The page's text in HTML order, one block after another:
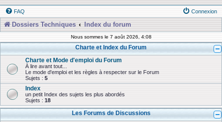
FAQ Connexion
Dossiers Techniques Index du forum
Nous sommes le 7 août 2026, 4:08
Charte et Index du Forum
Charte et Mode d'emploi du Forum
À lire avant tout...
Le mode d'emploi et les règles à respecter sur le Forum
Sujets : 5
Index
un petit Index des sujets les plus abordés
Sujets : 18
Les Forums de Discussions